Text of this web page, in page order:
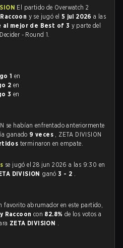
El partido de Overwatch 2
y se jugó el 5 jul 2026a las
al mejor de Best of 3 y parte del
- Round 1.
1 en
2 en
3 en
se habían enfrentado anteriormente
ganado 9 veces , ZETA DIVISION
terminaron en empate.
se jugó el 28 jun 2026 a las 9:30 en
DIVISION ganó3 - 2 .
favorito abrumador en este partido,
Raccoon con 82.8% de los votos a
ZETA DIVISION .